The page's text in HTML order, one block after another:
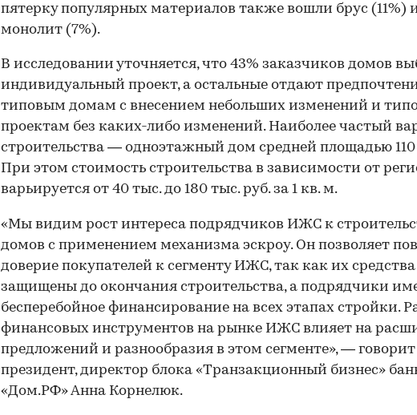
пятерку популярных материалов также вошли брус (11%)
монолит (7%).
В исследовании уточняется, что 43% заказчиков домов
индивидуальный проект, а остальные отдают
типовым домам с внесением небольших изменений и
проектам без каких-либо изменений. Наиболее частый
строительства — одноэтажный дом средней площадью 110
При этом стоимость строительства в зависимости от
варьируется от 40 тыс. до 180 тыс. руб. за 1 кв. м.
«Мы видим рост интереса подрядчиков ИЖС к
домов с применением механизма эскроу. Он позволяет
доверие покупателей к сегменту ИЖС, так как их средства
защищены до окончания строительства, а подрядчики
бесперебойное финансирование на всех этапах стройки.
финансовых инструментов на рынке ИЖС влияет на
предложений и разнообразия в этом сегменте», —
президент, директор блока «Транзакционный бизнес»
«Дом.РФ» Анна Корнелюк.